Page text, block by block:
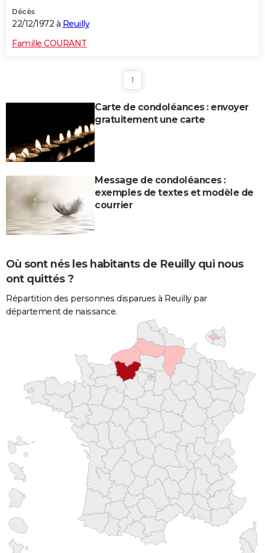
Décès
22/12/1972 à Reuilly
Famille COURANT
1
Carte de condoléances : envoyer
gratuitement une carte
Message de condoléances :
exemples de textes et modèle de
courrier
Où sont nés les habitants de Reuilly qui nous
ont quittés ?
Répartition des personnes disparues à Reuilly par
département de naissance.